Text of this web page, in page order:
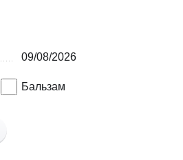
09/08/2026
Бальзам